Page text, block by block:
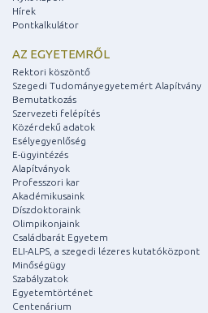
Hírek
Pontkalkulátor
AZ EGYETEMRŐL
Rektori köszöntő
Szegedi Tudományegyetemért Alapítvány
Bemutatkozás
Szervezeti felépítés
Közérdekű adatok
Esélyegyenlőség
E-ügyintézés
Alapítványok
Professzori kar
Akadémikusaink
Díszdoktoraink
Olimpikonjaink
Családbarát Egyetem
ELI-ALPS, a szegedi lézeres kutatóközpont
Minőségügy
Szabályzatok
Egyetemtörténet
Centenárium